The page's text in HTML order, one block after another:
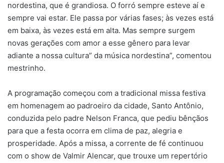
nordestina, que é grandiosa. O forró sempre esteve aí e
sempre vai estar. Ele passa por várias fases; às vezes está
em baixa, às vezes está em alta. Mas sempre surgem
novas gerações com amor a esse gênero para levar
adiante a nossa cultura” da música nordestina”, comentou
mestrinho.
A programação começou com a tradicional missa festiva
em homenagem ao padroeiro da cidade, Santo Antônio,
conduzida pelo padre Nelson Franca, que pediu bênçãos
para que a festa ocorra em clima de paz, alegria e
prosperidade. Após a missa, a corrente de fé continuou
com o show de Valmir Alencar, que trouxe um repertório